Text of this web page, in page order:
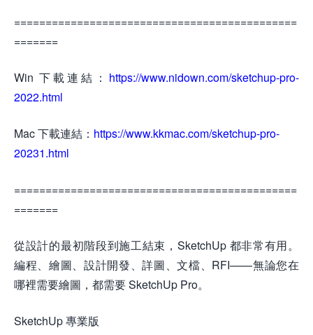
=============================================
=======
Win 下載連結： https://www.nidown.com/sketchup-pro-
2022.html
Mac 下載連結： https://www.kkmac.com/sketchup-pro-
20231.html
=============================================
=======
從設計的最初階段到施工結束，SketchUp 都非常有用。
編程、繪圖、設計開發、詳圖、文檔、RFI——無論您在
哪裡需要繪圖，都需要 SketchUp Pro。
SketchUp 專業版